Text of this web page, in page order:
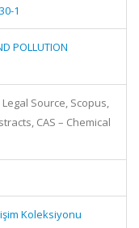
1
POLLUTION
Legal Source, Scopus,
CAS – Chemical
Koleksiyonu